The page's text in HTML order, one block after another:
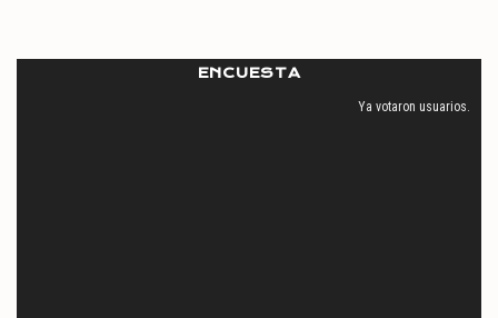
ENCUESTA
Ya votaron usuarios.